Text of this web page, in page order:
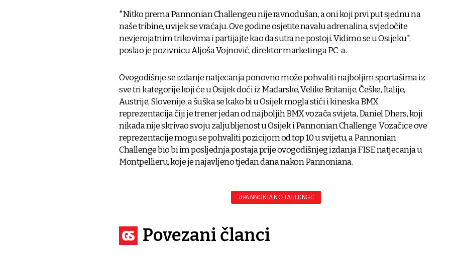
"Nitko prema Pannonian Challengeu nije ravnodušan, a oni koji prvi put sjednu na
naše tribine, uvijek se vraćaju. Ove godine osjetite navalu adrenalina, svjedočite
nevjerojatnim trikovima i partijajte kao da sutra ne postoji. Vidimo se u Osijeku",
poslao je pozivnicu Aljoša Vojnović, direktor marketinga PC-a.
Ovogodišnje se izdanje natjecanja ponovno može pohvaliti najboljim sportašima iz
sve tri kategorije koji će u Osijek doći iz Mađarske, Velike Britanije, Češke, Italije,
Austrije, Slovenije, a šuška se kako bi u Osijek mogla stići i kineska BMX
reprezentacija čiji je trener jedan od najboljih BMX vozača svijeta, Daniel Dhers, koji
nikada nije skrivao svoju zaljubljenost u Osijek i Pannonian Challenge. Vozačice ove
reprezentacije mogu se pohvaliti pozicijom od top 10 u svijetu, a Pannonian
Challenge bio bi im posljednja postaja prije ovogodišnjeg izdanja FISE natjecanja u
Montpellieru, koje je najavljeno tjedan dana nakon Pannoniana.
#PANNONIAN CHALLENGE
Povezani članci